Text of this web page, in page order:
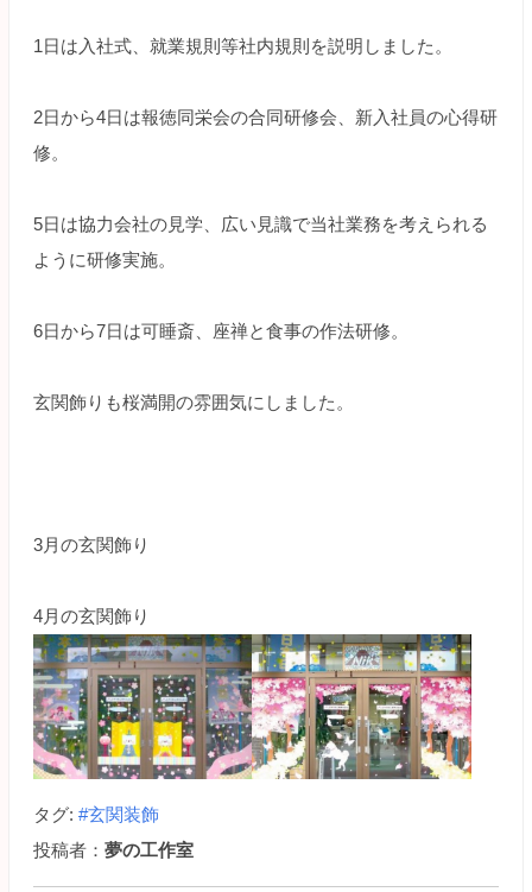
1日は入社式、就業規則等社内規則を説明しました。
2日から4日は報徳同栄会の合同研修会、新入社員の心得研
修。
5日は協力会社の見学、広い見識で当社業務を考えられる
ように研修実施。
6日から7日は可睡斎、座禅と食事の作法研修。
玄関飾りも桜満開の雰囲気にしました。
3月の玄関飾り
4月の玄関飾り
タグ: #玄関装飾
投稿者： 夢の工作室